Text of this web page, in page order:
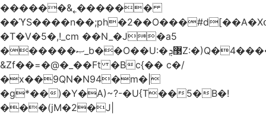
������&˿������
�T�V�5�,!_cm ��N_�J�a5
������ޞ_b��O��U:�޳ܯZ:�)Q�4�������
&Zf��=�@�_��Ft �Bc{�� c�/
�x��9QN�N94�m�|
�g*��)�Y�A)~?-�U{T��5�B�!
���(jM�2�J|